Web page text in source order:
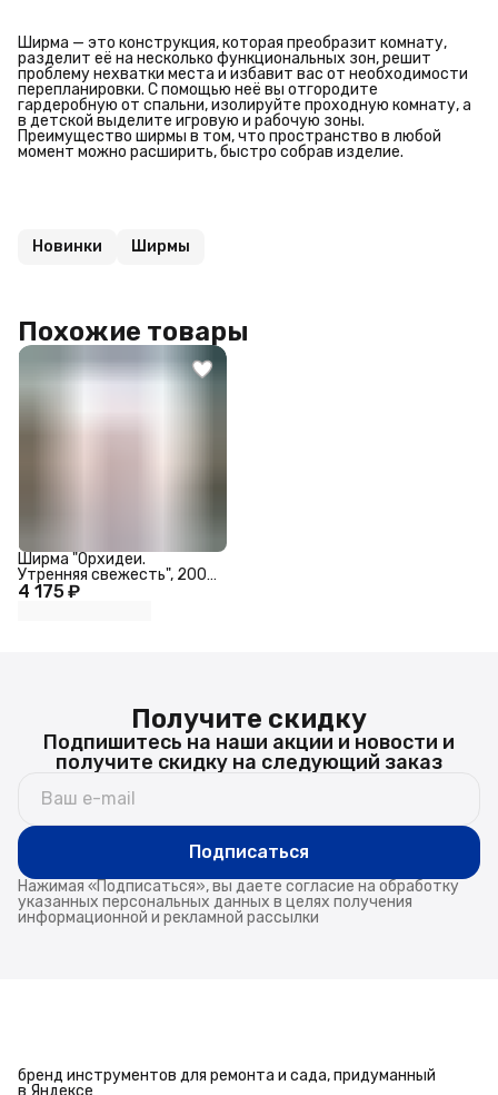
Ширма — это конструкция, которая преобразит комнату,
разделит её на несколько функциональных зон, решит
проблему нехватки места и избавит вас от необходимости
перепланировки. С помощью неё вы отгородите
гардеробную от спальни, изолируйте проходную комнату, а
в детской выделите игровую и рабочую зоны.
Преимущество ширмы в том, что пространство в любой
момент можно расширить, быстро собрав изделие.
Новинки Ширмы
Похожие товары
4 175 ₽
Ширма "Орхидеи.
Утренняя свежесть", 200
х 160 см
Получите скидку
Подпишитесь на наши акции и новости и
получите скидку на следующий заказ
Подписаться
Нажимая «Подписаться», вы даете согласие на обработку
указанных персональных данных в целях получения
информационной и рекламной рассылки
бренд инструментов для ремонта и сада, придуманный